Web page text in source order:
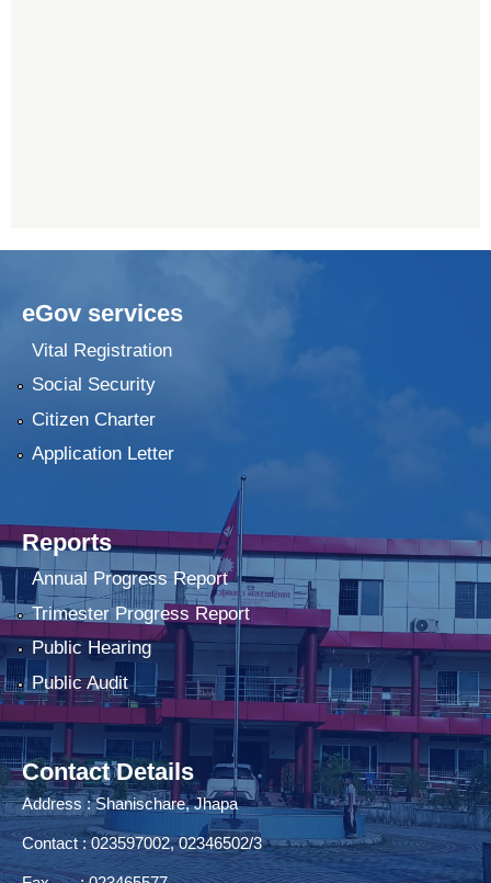
eGov services
Vital Registration
Social Security
Citizen Charter
Application Letter
Reports
Annual Progress Report
Trimester Progress Report
Public Hearing
Public Audit
Contact Details
Address : Shanischare, Jhapa
Contact : 023597002, 02346502/3